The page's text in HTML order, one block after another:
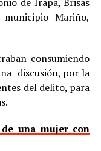
Mariño,
consumiendo
discusión, por la
del delito, para
una mujer con